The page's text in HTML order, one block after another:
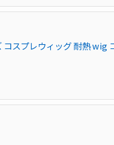
コスプレウィッグ 耐熱 wig